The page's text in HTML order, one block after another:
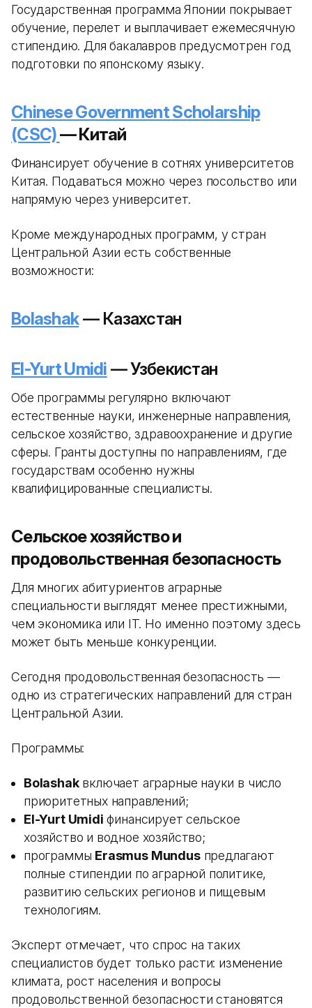
Государственная программа Японии покрывает
обучение, перелет и выплачивает ежемесячную
стипендию. Для бакалавров предусмотрен год
подготовки по японскому языку.
Chinese Government Scholarship
(CSC)— Китай
Финансирует обучение в сотнях университетов
Китая. Подаваться можно через посольство или
напрямую через университет.
Кроме международных программ, у стран
Центральной Азии есть собственные
возможности:
Bolashak— Казахстан
El-Yurt Umidi — Узбекистан
Обе программы регулярно включают
естественные науки, инженерные направления,
сельское хозяйство, здравоохранение и другие
сферы. Гранты доступны по направлениям, где
государствам особенно нужны
квалифицированные специалисты.
Сельское хозяйство и
продовольственная безопасность
Для многих абитуриентов аграрные
специальности выглядят менее престижными,
чем экономика или IT. Но именно поэтому здесь
может быть меньше конкуренции.
Сегодня продовольственная безопасность —
одно из стратегических направлений для стран
Центральной Азии.
Программы:
Bolashakвключает аграрные науки в число
приоритетных направлений;
El-Yurt Umidi финансирует сельское
хозяйство и водное хозяйство;
программы Erasmus Mundusпредлагают
полные стипендии по аграрной политике,
развитию сельских регионов и пищевым
технологиям.
Эксперт отмечает, что спрос на таких
специалистов будет только расти: изменение
климата, рост населения и вопросы
продовольственной безопасности становятся